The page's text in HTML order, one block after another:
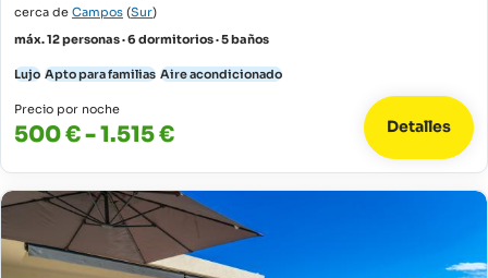
cerca de Campos (Sur)
máx. 12 personas · 6 dormitorios · 5 baños
Lujo Apto para familias Aire acondicionado
Precio por noche
500 € - 1.515 € Detalles